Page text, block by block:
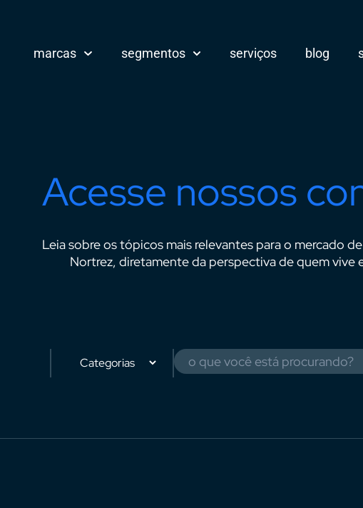
marcas segmentos serviços blog
Acesse nossos
Leia sobre os tópicos mais relevantes para o mercado
Nortrez, diretamente da perspectiva de quem vive